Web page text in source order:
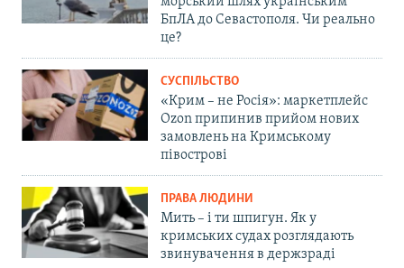
БпЛА до Севастополя. Чи реально
це?
СУСПІЛЬСТВО
«Крим – не Росія»: маркетплейс
Ozon припинив прийом нових
замовлень на Кримському
півострові
ПРАВА ЛЮДИНИ
Мить – і ти шпигун. Як у
кримських судах розглядають
звинувачення в держзраді